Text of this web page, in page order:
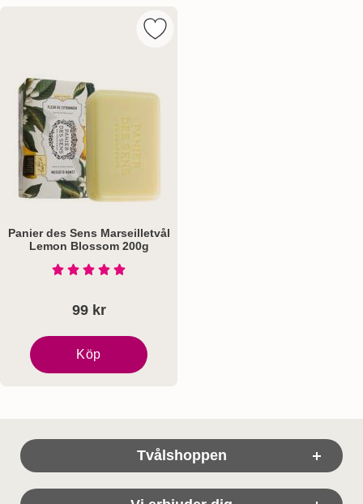
Panier des Sens Marseilletvål
Lemon Blossom 200g
Art. nr 8278 Betyg: 5 Stjärnor av 5
99 kr
Köp
Panier des Sens Marseilletvål Lemon Blossom 200g
Markera panier des Sens
Sidfot Blandad info och länkar
Tvålshoppen